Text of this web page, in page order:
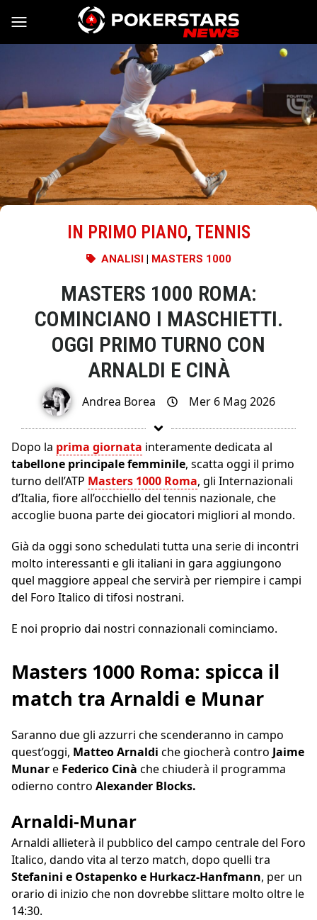
Vai al contenuto
IN PRIMO PIANO, TENNIS
ANALISI| MASTERS 1000
MASTERS 1000 ROMA:
COMINCIANO I MASCHIETTI.
OGGI PRIMO TURNO CON
ARNALDI E CINÀ
Andrea Borea Mer 6 Mag 2026
Dopo la prima giornata interamente dedicata al
tabellone principale femminile, scatta oggi il primo
turno dell’ATP Masters 1000 Roma, gli Internazionali
d’Italia, fiore all’occhiello del tennis nazionale, che
accoglie buona parte dei giocatori migliori al mondo.
Già da oggi sono schedulati tutta una serie di incontri
molto interessanti e gli italiani in gara aggiungono
quel maggiore appeal che servirà per riempire i campi
del Foro Italico di tifosi nostrani.
E noi proprio dai nostri connazionali cominciamo.
Masters 1000 Roma: spicca il
match tra Arnaldi e Munar
Saranno due gli azzurri che scenderanno in campo
quest’oggi, Matteo Arnaldi che giocherà contro Jaime
Munare Federico Cinà che chiuderà il programma
odierno contro Alexander Blocks.
Arnaldi-Munar
Arnaldi allieterà il pubblico del campo centrale del Foro
Italico, dando vita al terzo match, dopo quelli tra
Stefanini e Ostapenko e Hurkacz-Hanfmann, per un
orario di inizio che non dovrebbe slittare molto oltre le
14:30.